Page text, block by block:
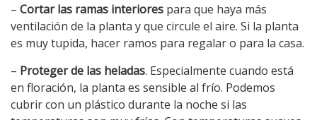
– Cortar las ramas interiores para que haya más
ventilación de la planta y que circule el aire. Si la planta
es muy tupida, hacer ramos para regalar o para la casa.
– Proteger de las heladas. Especialmente cuando está
en floración, la planta es sensible al frío. Podemos
cubrir con un plástico durante la noche si las